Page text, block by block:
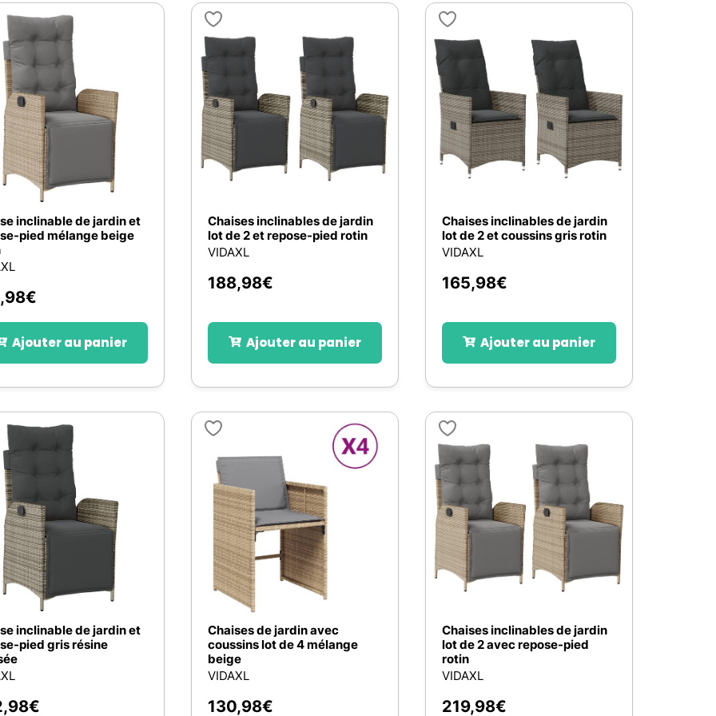
inclinable de jardin et
pied mélange beige
€
Ajouter au panier
Chaises inclinables de jardin
lot de 2 et repose-pied rotin
VIDAXL
188,98€
Ajouter au panier
Chaises inclinables de jardin
lot de 2 et coussins gris rotin
VIDAXL
165,98€
Ajouter au panier
inclinable de jardin et
pied gris résine
€
Chaises de jardin avec
coussins lot de 4 mélange
beige
VIDAXL
130,98€
Chaises inclinables de jardin
lot de 2 avec repose-pied
rotin
VIDAXL
219,98€